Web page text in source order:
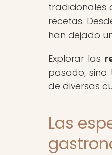
tradicionales
recetas.
han dejado
Explorar las
pasado,
de diversas
Las